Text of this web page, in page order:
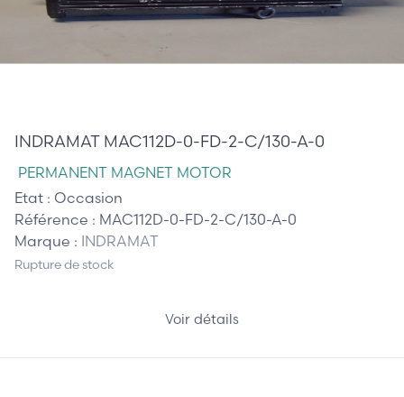
INDRAMAT MAC112D-0-FD-2-C/130-A-0
PERMANENT MAGNET MOTOR
Etat : Occasion
Référence : MAC112D-0-FD-2-C/130-A-0
Marque : INDRAMAT
Rupture de stock
Voir détails